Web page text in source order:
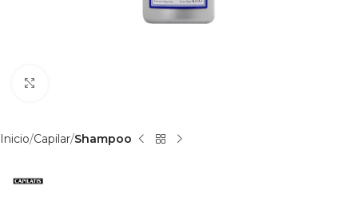
Inicio Capilar Shampoo